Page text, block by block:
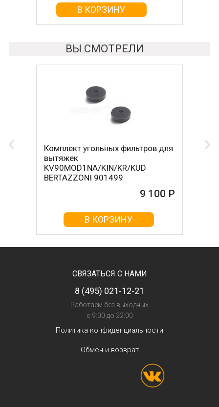
В КОРЗИНУ
ВЫ СМОТРЕЛИ
Комплект угольных фильтров для
вытяжек
KV90MOD1NA/KIN/KR/KUD
BERTAZZONI 901499
9 100 Р
В КОРЗИНУ
СВЯЗАТЬСЯ С НАМИ
8 (495) 021-12-21
Работаем без выходных
с 9:00 до 22:00
Политика конфиденциальности
Обмен и возврат